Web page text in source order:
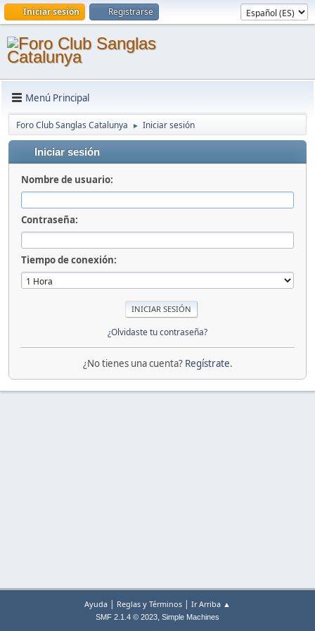
Iniciar sesión Registrarse
Menú Principal
Foro Club Sanglas Catalunya ► Iniciar sesión
Iniciar sesión
Nombre de usuario:
Contraseña:
Tiempo de conexión:
¿Olvidaste tu contraseña?
¿No tienes una cuenta? Regístrate.
Ayuda | Reglas y Términos | Ir Arriba ▲
SMF 2.1.4 © 2023, Simple Machines